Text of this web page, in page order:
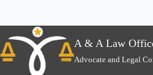
A & A Law
Advocate and Legal